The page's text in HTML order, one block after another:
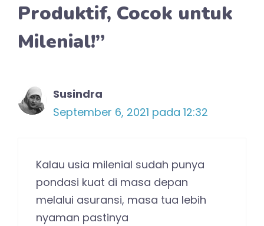
Produktif, Cocok untuk
Milenial!”
Susindra
September 6, 2021 pada 12:32
Kalau usia milenial sudah punya
pondasi kuat di masa depan
melalui asuransi, masa tua lebih
nyaman pastinya